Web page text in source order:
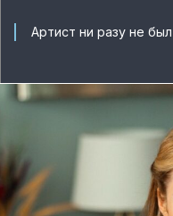
Артист ни разу не